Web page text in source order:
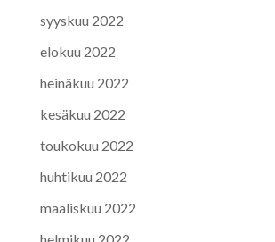
syyskuu 2022
elokuu 2022
heinäkuu 2022
kesäkuu 2022
toukokuu 2022
huhtikuu 2022
maaliskuu 2022